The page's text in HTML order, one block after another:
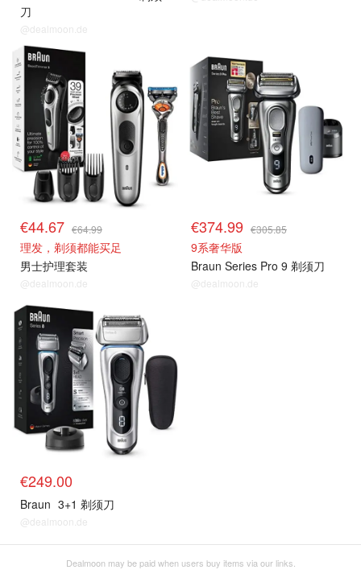
刀
@dealmoon.de
€44.67 €64.99
理发，剃须都能买足
男士护理套装
@dealmoon.de
€374.99 €305.85
9系奢华版
Braun Series Pro 9 剃须刀
@dealmoon.de
€249.00
Braun 3+1 剃须刀
@dealmoon.de
Dealmoon may be paid when users buy items via our links.